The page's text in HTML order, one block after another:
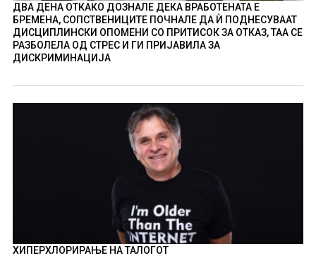
ДВА ДЕНА ОТКАКО ДОЗНАЛЕ ДЕКА ВРАБОТЕНАТА Е
БРЕМЕНА, СОПСТВЕНИЦИТЕ ПОЧНАЛЕ ДА Ѝ ПОДНЕСУВААТ
ДИСЦИПЛИНСКИ ОПОМЕНИ СО ПРИТИСОК ЗА ОТКАЗ, ТАА СЕ
РАЗБОЛЕЛА ОД СТРЕС И ГИ ПРИЈАВИЛА ЗА
ДИСКРИМИНАЦИЈА
ХИПЕРХЛОРИРАЊЕ НА ТАЛОГОТ